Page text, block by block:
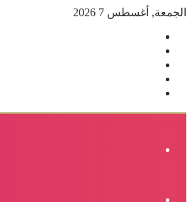
الجمعة, أغسطس 7 2026